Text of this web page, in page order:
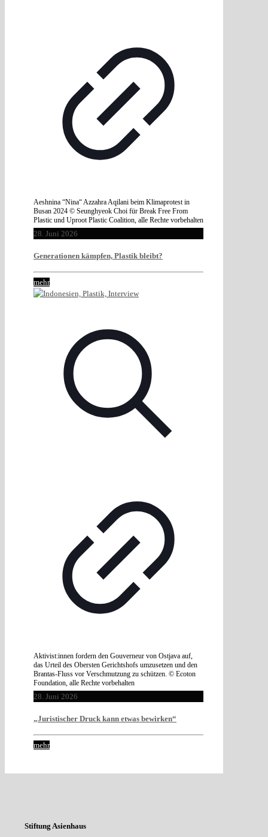
Aeshnina “Nina“ Azzahra Aqilani beim Klimaprotest in
Busan 2024 © Seunghyeok Choi für Break Free From
Plastic und Uproot Plastic Coalition, alle Rechte vorbehalten
28. Juni 2026
Generationen kämpfen, Plastik bleibt?
mehr
Aktivist:innen fordern den Gouverneur von Ostjava auf,
das Urteil des Obersten Gerichtshofs umzusetzen und den
Brantas-Fluss vor Verschmutzung zu schützen. © Ecoton
Foundation, alle Rechte vorbehalten
28. Juni 2026
„Juristischer Druck kann etwas bewirken“
mehr
Stiftung Asienhaus